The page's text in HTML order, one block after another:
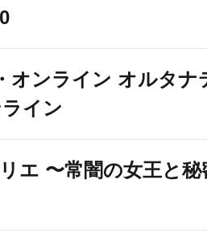
オンライン オルタナ
イン
エ 〜常闇の女王と秘